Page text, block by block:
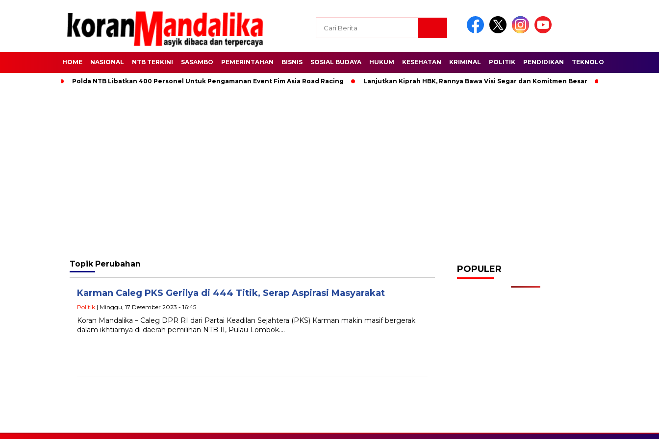
HOME NASIONAL NTB TERKINI SASAMBO PEMERINTAHAN BISNIS SOSIAL BUDAYA HUKUM KESEHATAN KRIMINAL POLITIK PENDIDIKAN TEKNOLOGI
Polda NTB Libatkan 400 Personel Untuk Pengamanan Event Fim Asia Road Racing Lanjutkan Kiprah HBK, Rannya Bawa Visi Segar dan Komitmen Besar
Topik Perubahan
Karman Caleg PKS Gerilya di 444 Titik, Serap Aspirasi Masyarakat
Politik | Minggu, 17 Desember 2023 - 16:45
Koran Mandalika – Caleg DPR RI dari Partai Keadilan Sejahtera (PKS) Karman makin masif bergerak
dalam ikhtiarnya di daerah pemilihan NTB II, Pulau Lombok….
POPULER